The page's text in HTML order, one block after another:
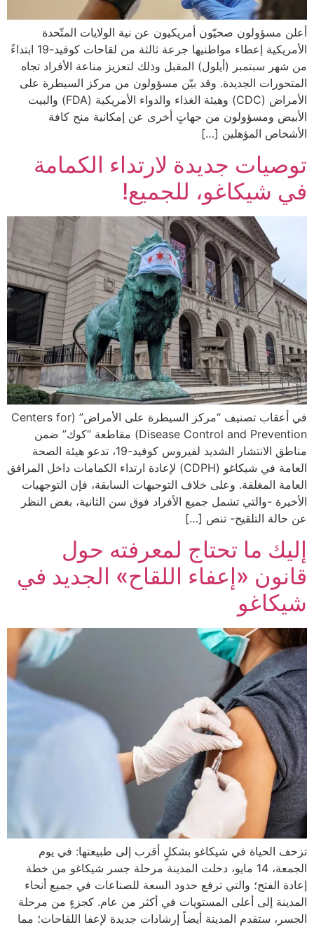
أعلن مسؤولون صحيّون أمريكيون عن نية الولايات المتّحدة
الأمريكية إعطاء مواطنيها جرعة ثالثة من لقاحات كوفيد-19 ابتداءً
من شهر سبتمبر (أيلول) المقبل وذلك لتعزيز مناعة الأفراد تجاه
المتحورات الجديدة. وقد بيّن مسؤولون من مركز السيطرة على
الأمراض (CDC) وهيئة الغذاء والدواء الأمريكية (FDA) والبيت
الأبيض ومسؤولون من جهاتٍ أخرى عن إمكانية منح كافة
الأشخاص المؤهلين […]
توصيات جديدة لارتداء الكمامة
في شيكاغو، للجميع!
في أعقاب تصنيف “مركز السيطرة على الأمراض” (Centers for
Disease Control and Prevention) مقاطعة “كوك” ضمن
مناطق الانتشار الشديد لفيروس كوفيد-19، تدعو هيئة الصحة
العامة في شيكاغو (CDPH) لإعادة ارتداء الكمامات داخل المرافق
العامة المغلقة. وعلى خلاف التوجيهات السابقة، فإن التوجهيات
الأخيرة -والتي تشمل جميع الأفراد فوق سن الثانية، بغض النظر
عن حالة التلقيح- تنص […]
إليك ما تحتاج لمعرفته حول
قانون «إعفاء اللقاح» الجديد في
شيكاغو
تزحف الحياة في شيكاغو بشكلٍ أقرب إلى طبيعتها: في يوم
الجمعة، 14 مايو، دخلت المدينة مرحلة جسر شيكاغو من خطة
إعادة الفتح؛ والتي ترفع حدود السعة للصناعات في جميع أنحاء
المدينة إلى أعلى المستويات في أكثر من عام. كجزءٍ من مرحلة
الجسر، ستقدم المدينة أيضاً إرشادات جديدة لإعفا اللقاحات؛ مما